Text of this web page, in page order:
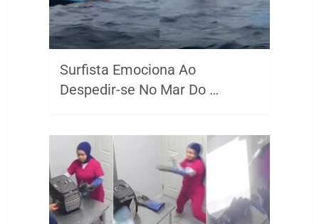
Surfista Emociona Ao
Despedir-se No Mar Do …